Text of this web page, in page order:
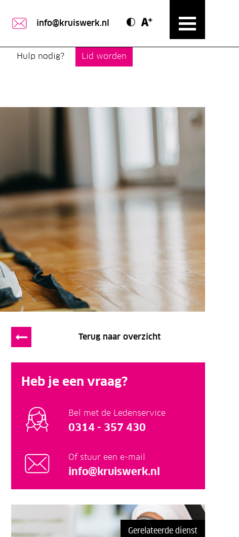
info@kruiswerk.nl Contrast modus
Text vergroten
Hulp nodig? Lid worden
Terug naar overzicht
Heb je een vraag?
Bel met de Ledenservice
0314 - 357 430
Of stuur een e-mail
info@kruiswerk.nl
Gerelateerde dienst